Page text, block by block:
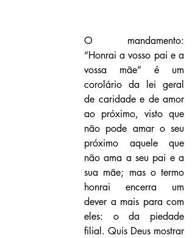
O mandamento:
“Honrai a vosso pai e a
vossa mãe” é um
corolário da lei geral
de caridade e de amor
ao próximo, visto que
não pode amar o seu
próximo aquele que
não ama a seu pai e a
sua mãe; mas o termo
honrai encerra um
dever a mais para com
eles: o da piedade
filial. Quis Deus mostrar